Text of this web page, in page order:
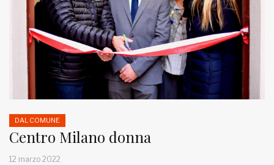
DAL COMUNE
Centro Milano donna
12 marzo 2022